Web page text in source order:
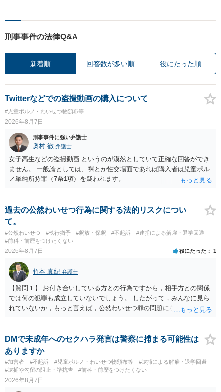
刑事事件の法律Q&A
新着順 回答数が多い順 役にたった順
Twitterなどでの盗撮動画の購入について
#児童ポルノ・わいせつ物頒布等
2026年8月7日
刑事事件に強い弁護士
奥村 徹 弁護士
女子高生などの盗撮動画 というのが漠然としていて正確な回答ができ
ません。 一般論としては、裸とか性交場面であれば購入者は児童ポル
ノ単純所持罪（7条1項）を疑われます。
過去の公然わいせつ行為に関する法的リスクについ
て。
#公然わいせつ #執行猶予 #釈放・保釈 #不起訴
#逮捕による解雇・退学回避
#前科・前歴をつけたくない
2026年8月7日 役にたった 1
竹本 真紀 弁護士
【質問１】 お付き合いしている方との行為ですから，相手方との関係
では何の犯罪も成立していないでしょう。 したがって，みんなに見ら
れていないか，もっと言えば，公然わいせつ罪の問題にならないかの
然性は，不特定又は多数の方が認識できる状態か否かで判断されま
す。 本件は，車の中という閉鎖された空間で行っており，不特定又は
多数の方が認識するのは困難な状態ですから，公然性はないと思いま
す。 また，意図的に示そうとする故意が必要ですが，本件では，通過
する車両があると服を着ている（わいせつな状態をなくしている）の
ですから，むしろ見られないようにしており，故意が認められること
DMで未成年へのセクハラ発言は警察に捕まる可能性は
ありますか
#加害者 #不起訴 #児童ポルノ・わいせつ物頒布等
#逮捕による解雇・退学回避
#逮捕や勾留の阻止・準抗告
#前科・前歴をつけたくない
2026年8月7日